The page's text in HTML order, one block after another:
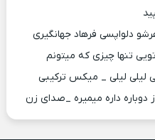
دلواپسی فرهاد جهانگیری
تنها چیزی که میتونم
لیلی لیلی _ میکس ترکیبی
داره میمیره _صدای زن